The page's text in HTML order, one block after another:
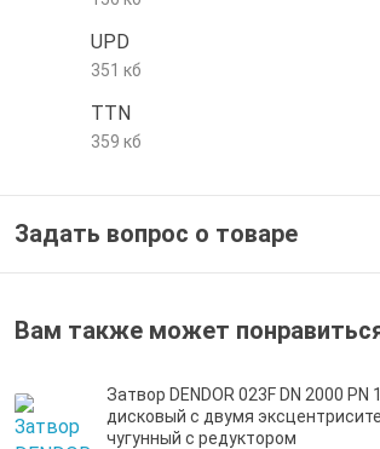
трубы и фитинги
UPD
351 кб
TTN
359 кб
Задать вопрос о товаре
Вам также может
Затвор DENDOR 023F DN 2000
дисковый c двумя
чугунный с редуктором